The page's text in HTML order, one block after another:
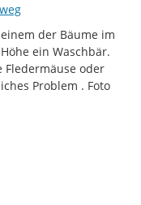
der Bäume im
ein Waschbär.
Fledermäuse oder
Problem . Foto